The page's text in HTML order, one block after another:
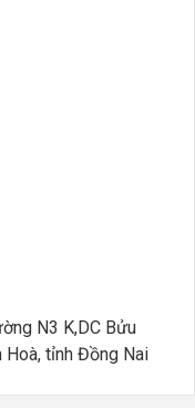
N3 K,DC Bửu
Hoà, tỉnh Đồng Nai